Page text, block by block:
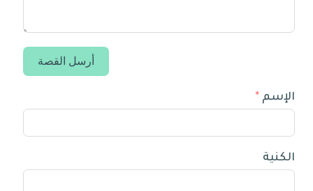
أرسل القصة
الإسم
الكنية